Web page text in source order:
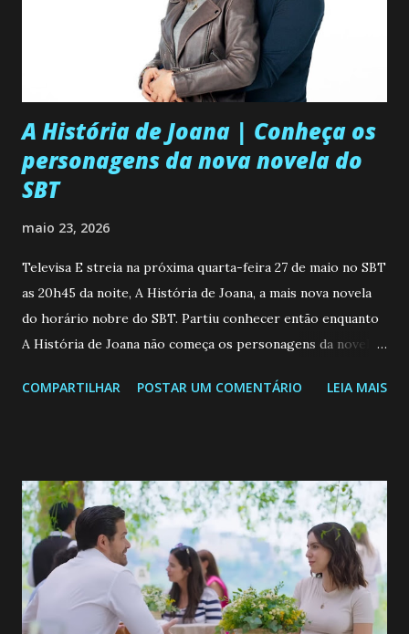
A História de Joana | Conheça os
personagens da nova novela do
SBT
maio 23, 2026
Televisa E streia na próxima quarta-feira 27 de maio no SBT
as 20h45 da noite, A História de Joana, a mais nova novela
do horário nobre do SBT. Partiu conhecer então enquanto
A História de Joana não começa os personagens da novela?
de 25/05/26 a 31/05/26 JOANA GUADALUPE (Camila
permanecer virgem até encontrar o homem que realmente
ama, o que não é fácil, já que dedica todas as suas energias a
se aprimorar, trabalhando, estudando e se orgulhando de
ser a primeira mulher da família a ingressar na
universidade. Ela tem uma personalidade muito alegre, é
muito madura para a idade, determinada, criativa e
COMPARTILHAR POSTAR UM COMENTÁRIO LEIA MAIS